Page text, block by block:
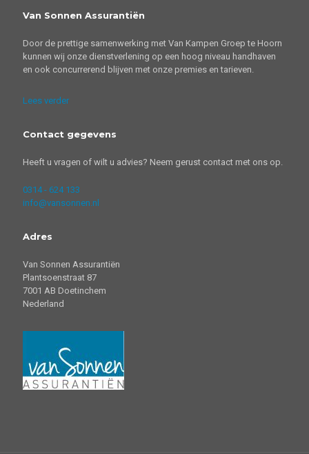
Van Sonnen Assurantiën
Door de prettige samenwerking met Van Kampen Groep te Hoorn
kunnen wij onze dienstverlening op een hoog niveau handhaven
en ook concurrerend blijven met onze premies en tarieven.
Lees verder
Contact gegevens
Heeft u vragen of wilt u advies? Neem gerust contact met ons op.
0314 - 624 133
info@vansonnen.nl
Adres
Van Sonnen Assurantiën
Plantsoenstraat 87
7001 AB Doetinchem
Nederland